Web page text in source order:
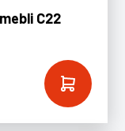
C22